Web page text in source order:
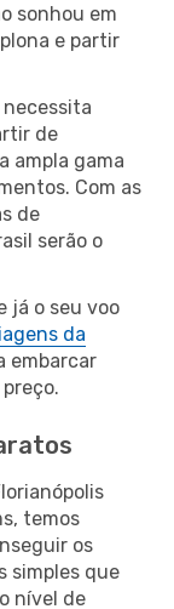
sonhou em
e partir
de
ampla gama
Com as
de
serão o
já o seu voo
da
embarcar
temos
os
simples que
nível de